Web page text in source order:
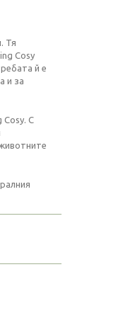
Тя
Cosy
й е
и за
Cosy. С